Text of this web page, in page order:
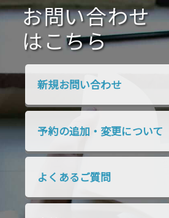
お問い合わせ
はこちら
新規お問い合わせ
予約の追加・変更について
よくあるご質問